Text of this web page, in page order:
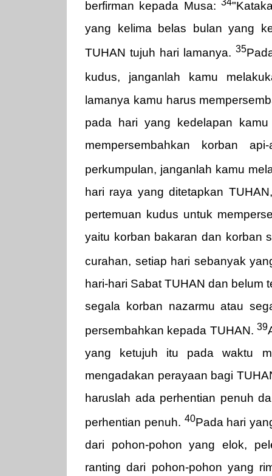
berfirman kepada Musa:34
yang kelima belas bulan yang
TUHAN tujuh hari lamanya. 35
kudus, janganlah kamu
lamanya kamu harus
pada hari yang kedelapan
mempersembahkan korban
perkumpulan, janganlah kamu
hari raya yang ditetapkan
pertemuan kudus untuk
yaitu korban bakaran dan korban
curahan, setiap hari sebanyak
hari-hari Sabat TUHAN dan belum
segala korban nazarmu atau
persembahkan kepada TUHAN. 39
yang ketujuh itu pada waktu
mengadakan perayaan bagi
haruslah ada perhentian penuh
perhentian penuh. 40Pada hari
dari pohon-pohon yang elok,
ranting dari pohon-pohon yang